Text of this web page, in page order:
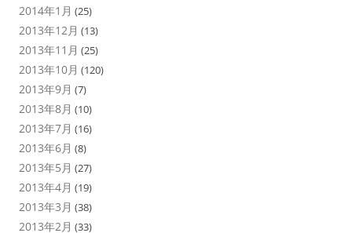
2014年1月 (25)
2013年12月 (13)
2013年11月 (25)
2013年10月 (120)
2013年9月 (7)
2013年8月 (10)
2013年7月 (16)
2013年6月 (8)
2013年5月 (27)
2013年4月 (19)
2013年3月 (38)
2013年2月 (33)